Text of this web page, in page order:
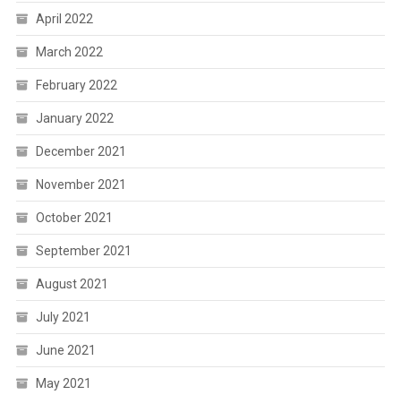
April 2022
March 2022
February 2022
January 2022
December 2021
November 2021
October 2021
September 2021
August 2021
July 2021
June 2021
May 2021